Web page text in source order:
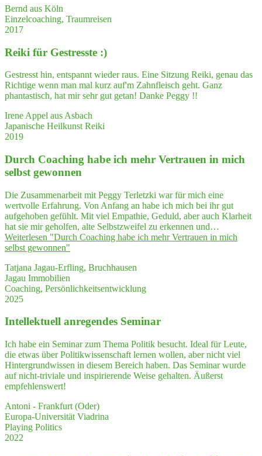
Bernd aus Köln
Einzelcoaching, Traumreisen
2017
Rei­ki für Gestresste :)
Gestresst hin, entspannt wieder raus. Eine Sitzung Reiki, genau das
Richtige wenn man mal kurz auf'm Zahnfleisch geht. Ganz
phantastisch, hat mir sehr gut getan! Danke Peggy !!
Irene Appel aus Asbach
Japanische Heilkunst Reiki
2019
Durch Coa­ching habe ich mehr Ver­trau­en in mich
selbst gewonnen
Die Zusammenarbeit mit Peggy Terletzki war für mich eine
wertvolle Erfahrung. Von Anfang an habe ich mich bei ihr gut
aufgehoben gefühlt. Mit viel Empathie, Geduld, aber auch Klarheit
hat sie mir geholfen, alte Selbstzweifel zu erkennen und…
Weiterlesen "Durch Coa­ching habe ich mehr Ver­trau­en in mich
selbst gewonnen"
Tatjana Jagau-Erfling, Bruchhausen
Jagau Immobilien
Coaching, Persönlichkeitsentwicklung
2025
Intel­lek­tu­ell anre­gen­des Seminar
Ich habe ein Seminar zum Thema Politik besucht. Ideal für Leute,
die etwas über Politikwissenschaft lernen wollen, aber nicht viel
Hintergrundwissen in diesem Bereich haben. Das Seminar wurde
auf nicht-triviale und inspirierende Weise gehalten. Äußerst
empfehlenswert!
Antoni - Frankfurt (Oder)
Europa-Universität Viadrina
Playing Politics
2022